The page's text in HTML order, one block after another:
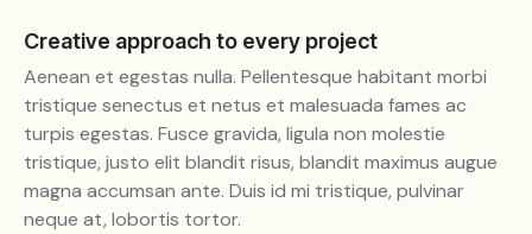
Creative approach to every project
Aenean et egestas nulla. Pellentesque habitant morbi
tristique senectus et netus et malesuada fames ac
turpis egestas. Fusce gravida, ligula non molestie
tristique, justo elit blandit risus, blandit maximus augue
magna accumsan ante. Duis id mi tristique, pulvinar
neque at, lobortis tortor.